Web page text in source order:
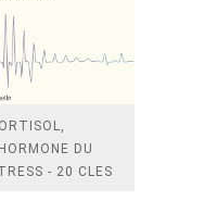
DU
- 20 CLES